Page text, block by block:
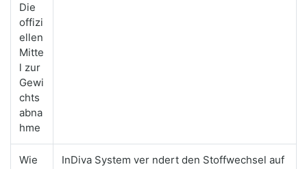
Die
offizi
ellen
Mitte
l zur
Gewi
chts
abna
hme
Wie
InDiva System ver ndert den Stoffwechsel auf